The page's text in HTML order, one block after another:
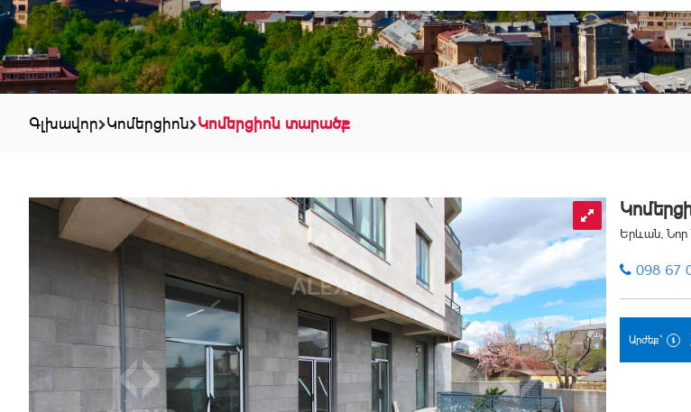
Գլխավոր Կոմերցիոն Կոմերցիոն տարածք
Երևան, Նոր
098 67
Արժեք`